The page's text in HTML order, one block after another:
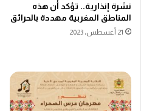
نشرة إنذارية.. تؤكد أن هذه
المناطق المغربية مهددة بالحرائق
21 أغسطس، 2023